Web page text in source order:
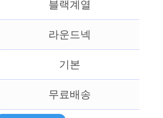
블랙계열
라운드넥
기본
무료배송